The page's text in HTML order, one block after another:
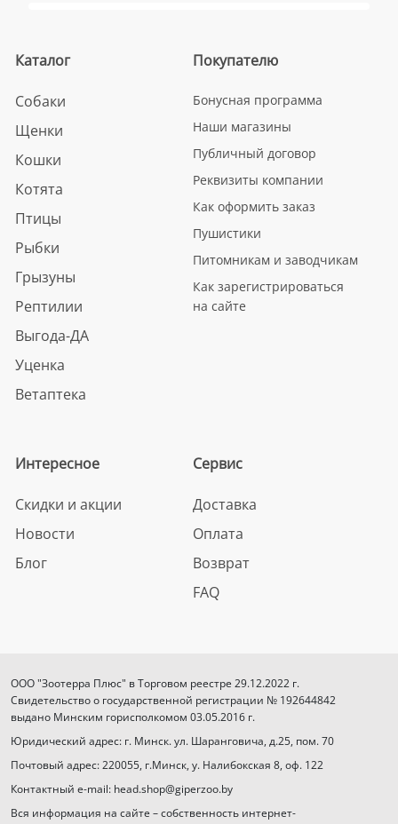
Каталог
Собаки
Щенки
Кошки
Котята
Птицы
Рыбки
Грызуны
Рептилии
Выгода-ДА
Уценка
Ветаптека
Покупателю
Бонусная программа
Наши магазины
Публичный договор
Реквизиты компании
Как оформить заказ
Пушистики
Питомникам и заводчикам
Как зарегистрироваться
на сайте
Интересное
Скидки и акции
Новости
Блог
Сервис
Доставка
Оплата
Возврат
FAQ
ООО "Зоотерра Плюс" в Торговом реестре 29.12.2022 г.
Свидетельство о государственной регистрации № 192644842
выдано Минским горисполкомом 03.05.2016 г.
Юридический адрес: г. Минск. ул. Шаранговича, д.25, пом. 70
Почтовый адрес: 220055, г.Минск, у. Налибокская 8, оф. 122
Контактный e-mail: head.shop@giperzoo.by
Вся информация на сайте – собственность интернет-